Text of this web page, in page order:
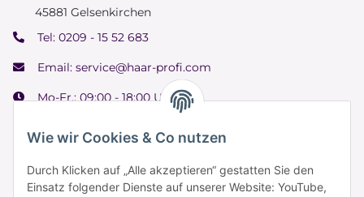
Wie wir Cookies & Co nutzen
Durch Klicken auf „Alle akzeptieren“ gestatten Sie den
Einsatz folgender Dienste auf unserer Website: YouTube,
45881 Gelsenkirchen
Tel: 0209 - 15 52 683
Email: service@haar-profi.com
Mo-Fr.: 09:00 - 18:00 Uhr
Samstag: 09:00 - 15:00 Uhr